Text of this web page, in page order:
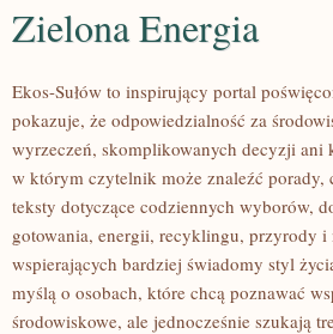
Zielona Energia
Ekos-Sułów to inspirujący portal
pokazuje, że odpowiedzialność za
wyrzeczeń, skomplikowanych decyzji ani
w którym czytelnik może znaleźć porady,
teksty dotyczące codziennych wyborów,
gotowania, energii, recyklingu, przyrody i
wspierających bardziej świadomy styl
myślą o osobach, które chcą poznawać
środowiskowe, ale jednocześnie szukają